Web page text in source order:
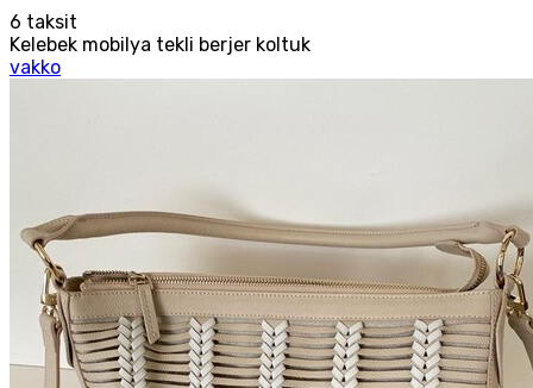
6 taksit
Kelebek mobilya tekli berjer koltuk
vakko